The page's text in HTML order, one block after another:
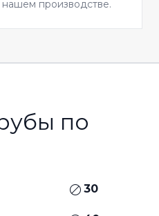
производстве.
по
30